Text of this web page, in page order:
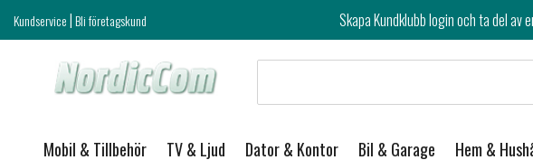
Kundservice|Bli företagskund Skapa Kundklubb login och ta del av era
Mobil & Tillbehör TV & Ljud Dator & Kontor Bil & Garage Hem &